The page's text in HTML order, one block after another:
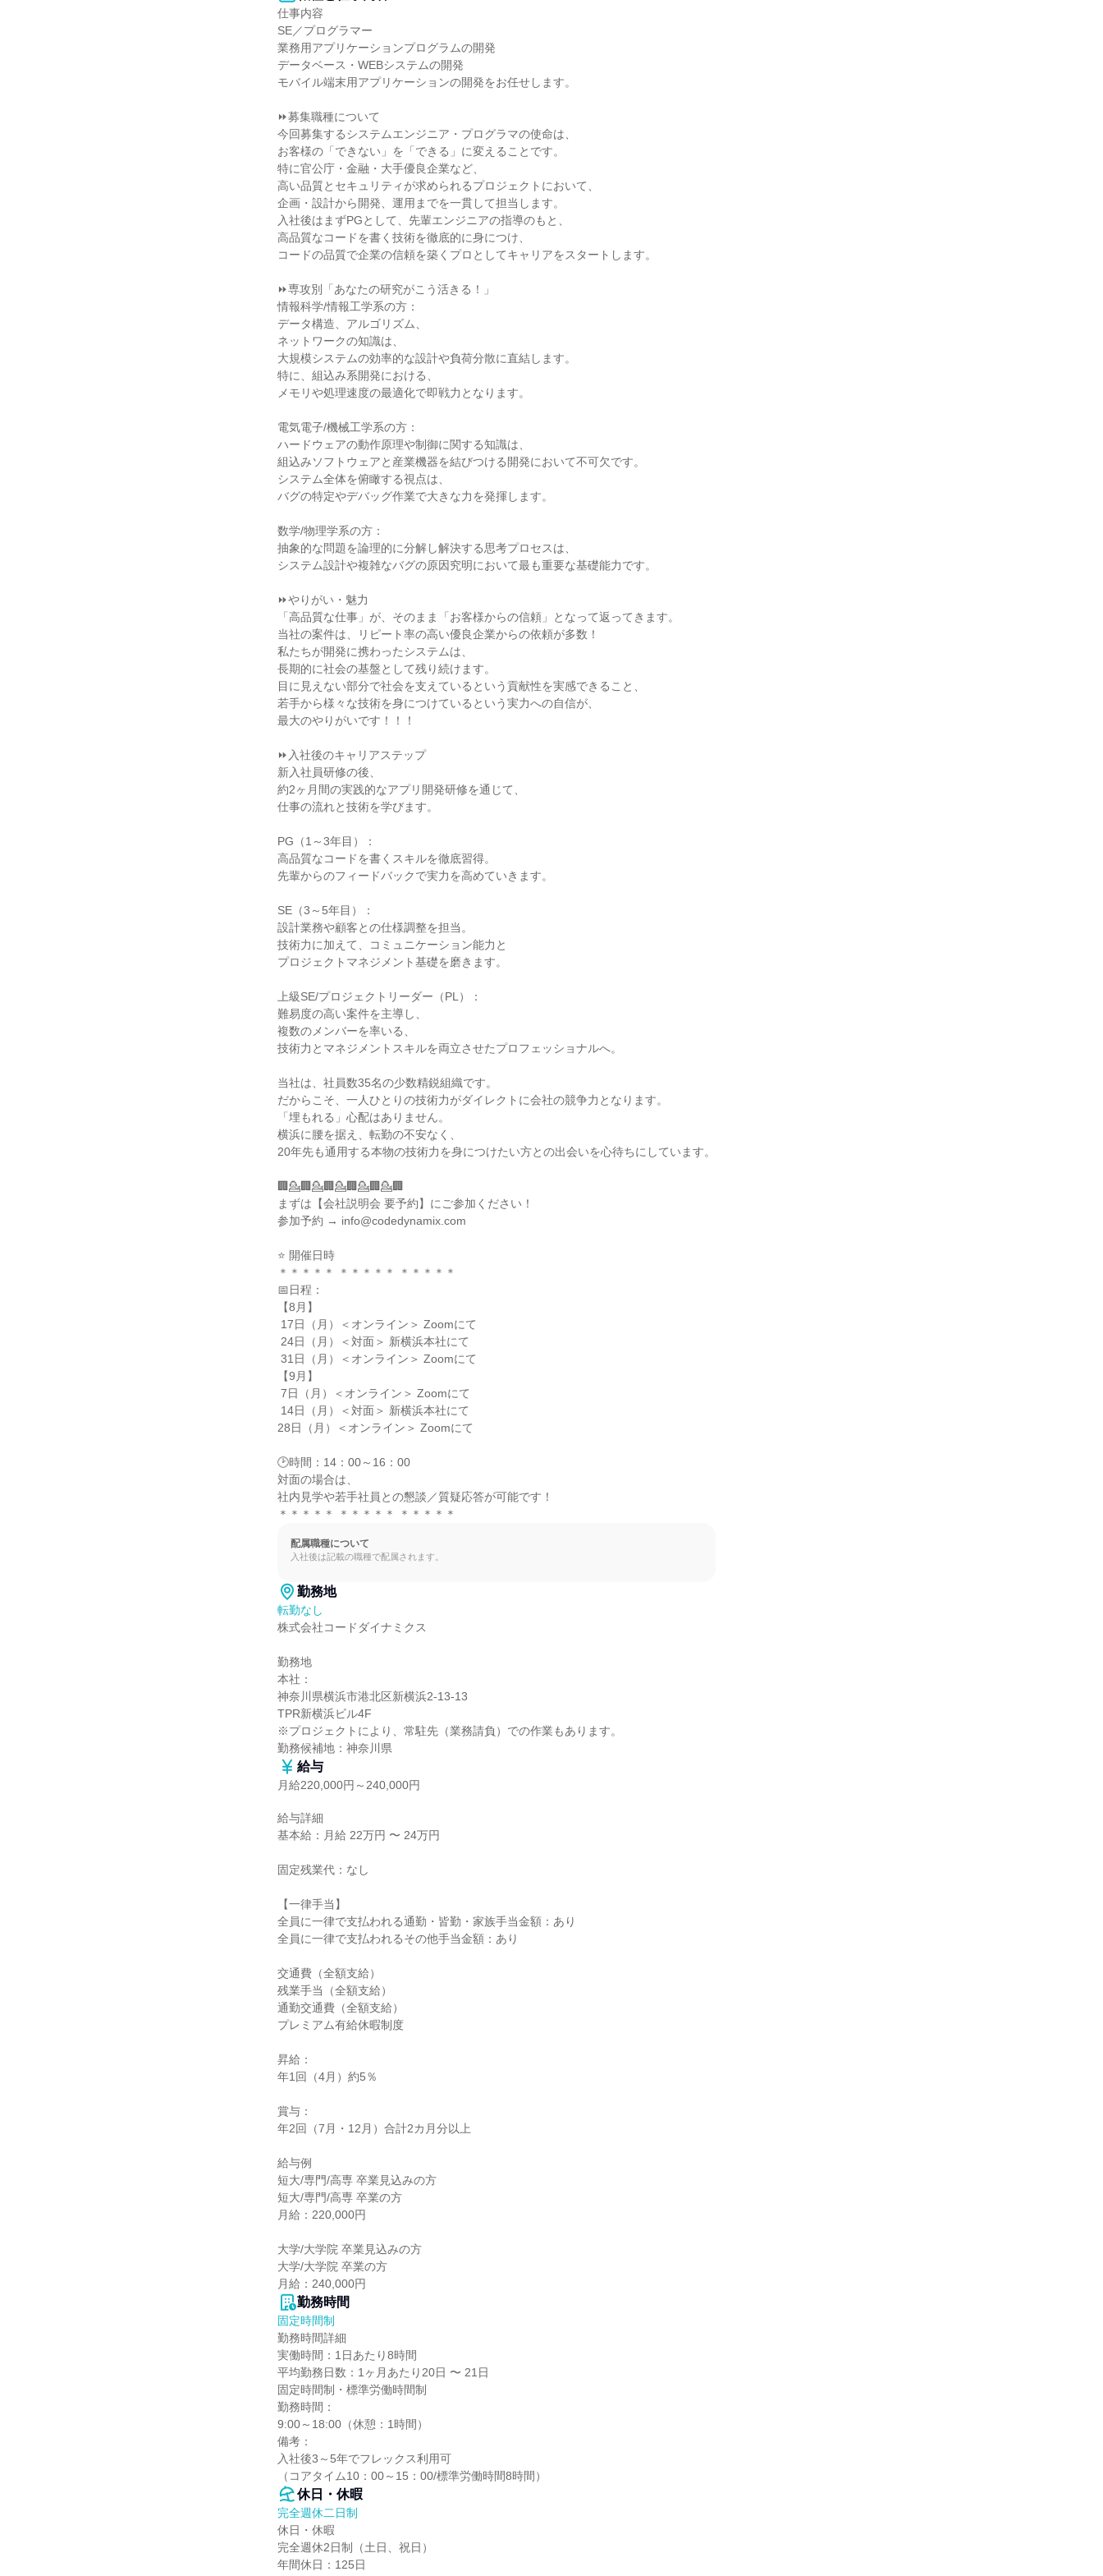
仕事内容
SE／プログラマー
業務用アプリケーションプログラムの開発
データベース・WEBシステムの開発
モバイル端末用アプリケーションの開発をお任せします。
⏩募集職種について
今回募集するシステムエンジニア・プログラマの使命は、
お客様の「できない」を「できる」に変えることです。
特に官公庁・金融・大手優良企業など、
高い品質とセキュリティが求められるプロジェクトにおいて、
企画・設計から開発、運用までを一貫して担当します。
入社後はまずPGとして、先輩エンジニアの指導のもと、
高品質なコードを書く技術を徹底的に身につけ、
コードの品質で企業の信頼を築くプロとしてキャリアをスタートします。
⏩専攻別「あなたの研究がこう活きる！」
情報科学/情報工学系の方：
データ構造、アルゴリズム、
ネットワークの知識は、
大規模システムの効率的な設計や負荷分散に直結します。
特に、組込み系開発における、
メモリや処理速度の最適化で即戦力となります。
電気電子/機械工学系の方：
ハードウェアの動作原理や制御に関する知識は、
組込みソフトウェアと産業機器を結びつける開発において不可欠です。
システム全体を俯瞰する視点は、
バグの特定やデバッグ作業で大きな力を発揮します。
数学/物理学系の方：
抽象的な問題を論理的に分解し解決する思考プロセスは、
システム設計や複雑なバグの原因究明において最も重要な基礎能力です。
⏩やりがい・魅力
「高品質な仕事」が、そのまま「お客様からの信頼」となって返ってきます。
当社の案件は、リピート率の高い優良企業からの依頼が多数！
私たちが開発に携わったシステムは、
長期的に社会の基盤として残り続けます。
目に見えない部分で社会を支えているという貢献性を実感できること、
若手から様々な技術を身につけているという実力への自信が、
最大のやりがいです！！！
⏩入社後のキャリアステップ
新入社員研修の後、
約2ヶ月間の実践的なアプリ開発研修を通じて、
仕事の流れと技術を学びます。
PG（1～3年目）：
高品質なコードを書くスキルを徹底習得。
先輩からのフィードバックで実力を高めていきます。
SE（3～5年目）：
設計業務や顧客との仕様調整を担当。
技術力に加えて、コミュニケーション能力と
プロジェクトマネジメント基礎を磨きます。
上級SE/プロジェクトリーダー（PL）：
難易度の高い案件を主導し、
複数のメンバーを率いる、
技術力とマネジメントスキルを両立させたプロフェッショナルへ。
当社は、社員数35名の少数精鋭組織です。
だからこそ、一人ひとりの技術力がダイレクトに会社の競争力となります。
「埋もれる」心配はありません。
横浜に腰を据え、転勤の不安なく、
20年先も通用する本物の技術力を身につけたい方との出会いを心待ちにしています。
🏢💁🏢💁🏢💁🏢💁🏢💁🏢
まずは【会社説明会 要予約】にご参加ください！
参加予約 → info@codedynamix.com
⭐ 開催日時
＊＊＊＊＊ ＊＊＊＊＊ ＊＊＊＊＊
📅日程：
【8月】
【9月】
28日（月）＜オンライン＞ Zoomにて
🕑時間：14：00～16：00
対面の場合は、
社内見学や若手社員との懇談／質疑応答が可能です！
＊＊＊＊＊ ＊＊＊＊＊ ＊＊＊＊＊
配属職種について
入社後は記載の職種で配属されます。
勤務地
転勤なし
株式会社コードダイナミクス
勤務地
本社：
神奈川県横浜市港北区新横浜2-13-13
TPR新横浜ビル4F
※プロジェクトにより、常駐先（業務請負）での作業もあります。
勤務候補地：神奈川県
給与
月給220,000円～240,000円
給与詳細
基本給：月給 22万円 〜 24万円
固定残業代：なし
【一律手当】
全員に一律で支払われる通勤・皆勤・家族手当金額：あり
全員に一律で支払われるその他手当金額：あり
交通費（全額支給）
残業手当（全額支給）
通勤交通費（全額支給）
プレミアム有給休暇制度
昇給：
年1回（4月）約5％
賞与：
年2回（7月・12月）合計2カ月分以上
給与例
短大/専門/高専 卒業見込みの方
短大/専門/高専 卒業の方
月給：220,000円
大学/大学院 卒業見込みの方
大学/大学院 卒業の方
月給：240,000円
勤務時間
固定時間制
勤務時間詳細
実働時間：1日あたり8時間
平均勤務日数：1ヶ月あたり20日 〜 21日
固定時間制・標準労働時間制
勤務時間：
9:00～18:00（休憩：1時間）
備考：
入社後3～5年でフレックス利用可
（コアタイム10：00～15：00/標準労働時間8時間）
休日・休暇
完全週休二日制
休日・休暇
完全週休2日制（土日、祝日）
年間休日：125日